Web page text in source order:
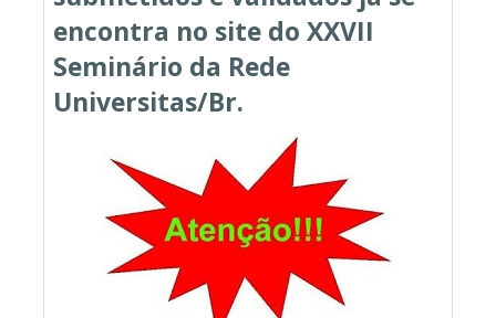
encontra no site do XXVII
Seminário da Rede
Universitas/Br.